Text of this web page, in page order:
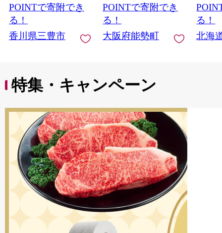
POINTで寄附でき
る！
香川県三豊市
新鮮 産地直送 季節 旬
| 大阪府 能勢町 送料無
料
POINTで寄附でき
る！
大阪府能勢町
る！
北海
特集・キャンペーン